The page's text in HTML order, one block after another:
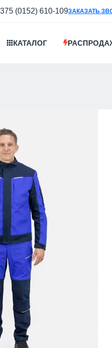
(0152) 610-109ЗАКАЗАТЬ
КАТАЛОГ